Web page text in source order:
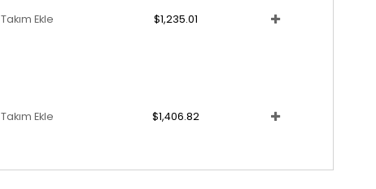
Takım Ekle $1,235.01
Takım Ekle $1,406.82